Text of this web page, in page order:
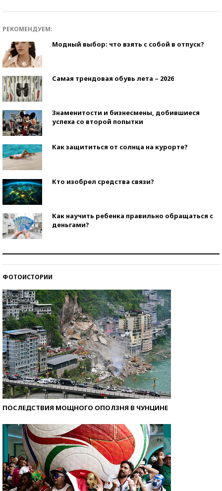
РЕКОМЕНДУЕМ:
Модный выбор: что взять с собой в отпуск?
Самая трендовая обувь лета – 2026
Знаменитости и бизнесмены, добившиеся
успеха со второй попытки
Как защититься от солнца на курорте?
Кто изобрел средства связи?
Как научить ребенка правильно обращаться с
деньгами?
ФОТОИСТОРИИ
ПОСЛЕДСТВИЯ МОЩНОГО ОПОЛЗНЯ В ЧУНЦИНЕ